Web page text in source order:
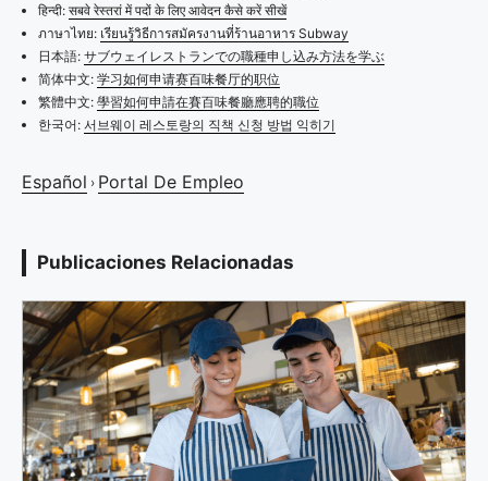
हिन्दी: सबवे रेस्तरां में पदों के लिए आवेदन कैसे करें सीखें
ภาษาไทย: เรียนรู้วิธีการสมัครงานที่ร้านอาหาร Subway
日本語: サブウェイレストランでの職種申し込み方法を学ぶ
简体中文: 学习如何申请赛百味餐厅的职位
繁體中文: 學習如何申請在賽百味餐廳應聘的職位
한국어: 서브웨이 레스토랑의 직책 신청 방법 익히기
Español › Portal De Empleo
Publicaciones Relacionadas